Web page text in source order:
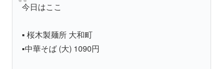
今日はここ
▪️ 桜木製麺所 大和町
▪️中華そば (大) 1090円